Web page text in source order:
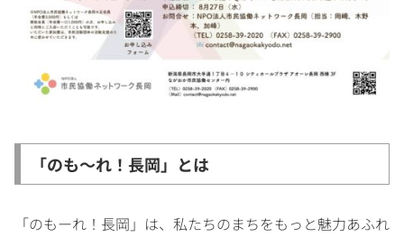
「のも～れ！長岡」とは
「のもーれ！長岡」は、私たちのまちをもっと魅力あふれ